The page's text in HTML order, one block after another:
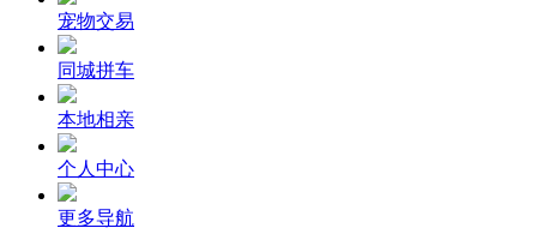
宠物交易
同城拼车
本地相亲
个人中心
更多导航